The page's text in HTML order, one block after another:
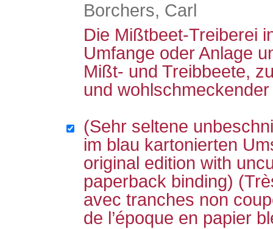
Borchers, Carl
Die Mißtbeet-Treiberei
Umfange oder Anlage
Mißt- und Treibbeete,
und
(Sehr seltene
im blau kartonierten
original edition with
paperback binding)
avec tranches non
de l’époque en papier